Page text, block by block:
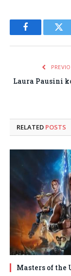
Facebook
Laura Pausini
RELATED POSTS
Masters of the